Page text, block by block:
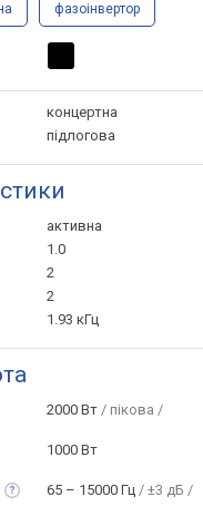
фазоінвертор
концертна
підлогова
активна
1.0
2
2
1.93 кГц
2000 Вт / пікова /
1000 Вт
65 – 15000 Гц / ±3 дБ /